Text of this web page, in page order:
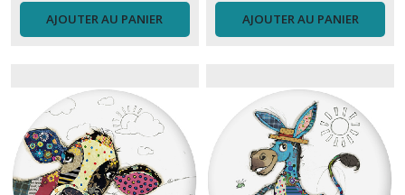
AJOUTER AU PANIER AJOUTER AU PANIER